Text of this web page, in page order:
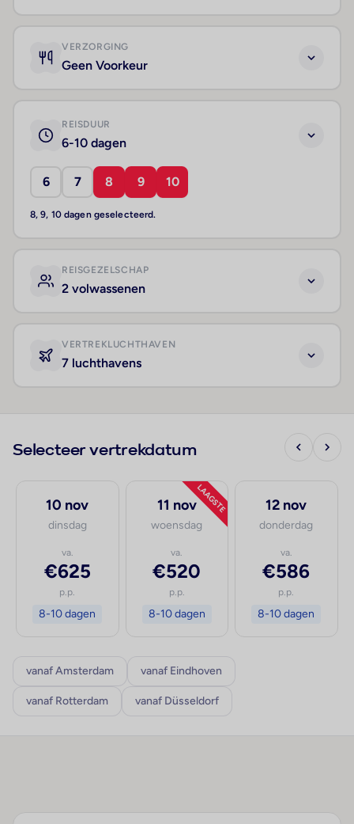
VERZORGING
Geen Voorkeur
REISDUUR
6-10 dagen
6 7 8 9 10
8, 9, 10 dagen geselecteerd.
REISGEZELSCHAP
2 volwassenen
VERTREKLUCHTHAVEN
7 luchthavens
Selecteer vertrekdatum
10 nov
dinsdag
va.
€625
p.p.
8-10 dagen
LAAGSTE
11 nov
woensdag
va.
€520
p.p.
8-10 dagen
12 nov
donderdag
va.
€586
p.p.
8-10 dagen
vanaf Amsterdam vanaf Eindhoven
vanaf Rotterdam vanaf Düsseldorf